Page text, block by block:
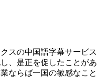
スの中国語字幕サービス
、是正を促したことがあ
ならば一国の敏感なこと